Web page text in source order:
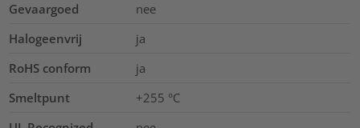
Gevaargoed
nee
Halogeenvrij
ja
RoHS conform
ja
Smeltpunt
+255 °C